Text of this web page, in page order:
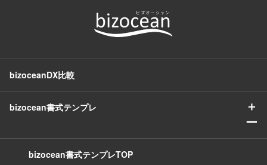
bizoceanDX比較
bizocean書式テンプレ
＋
ー
bizocean書式テンプレTOP